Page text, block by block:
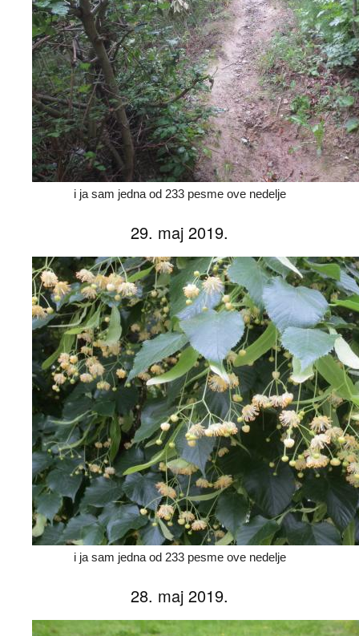
i ja sam jedna od 233 pesme ove nedelje
29. maj 2019.
i ja sam jedna od 233 pesme ove nedelje
28. maj 2019.